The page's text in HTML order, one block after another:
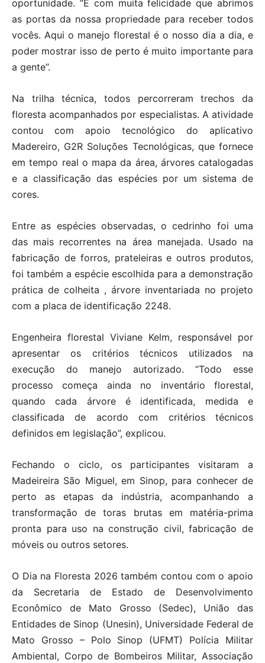
oportunidade. “É com muita felicidade que abrimos
as portas da nossa propriedade para receber todos
vocês. Aqui o manejo florestal é o nosso dia a dia, e
poder mostrar isso de perto é muito importante para
a gente”.
Na trilha técnica, todos percorreram trechos da
floresta acompanhados por especialistas. A atividade
contou com apoio tecnológico do aplicativo
Madereiro, G2R Soluções Tecnológicas, que fornece
em tempo real o mapa da área, árvores catalogadas
e a classificação das espécies por um sistema de
cores.
Entre as espécies observadas, o cedrinho foi uma
das mais recorrentes na área manejada. Usado na
fabricação de forros, prateleiras e outros produtos,
foi também a espécie escolhida para a demonstração
prática de colheita , árvore inventariada no projeto
com a placa de identificação 2248.
Engenheira florestal Viviane Kelm, responsável por
apresentar os critérios técnicos utilizados na
execução do manejo autorizado. “Todo esse
processo começa ainda no inventário florestal,
quando cada árvore é identificada, medida e
classificada de acordo com critérios técnicos
definidos em legislação”, explicou.
Fechando o ciclo, os participantes visitaram a
Madeireira São Miguel, em Sinop, para conhecer de
perto as etapas da indústria, acompanhando a
transformação de toras brutas em matéria-prima
pronta para uso na construção civil, fabricação de
móveis ou outros setores.
O Dia na Floresta 2026 também contou com o apoio
da Secretaria de Estado de Desenvolvimento
Econômico de Mato Grosso (Sedec), União das
Entidades de Sinop (Unesin), Universidade Federal de
Mato Grosso – Polo Sinop (UFMT) Polícia Militar
Ambiental, Corpo de Bombeiros Militar, Associação